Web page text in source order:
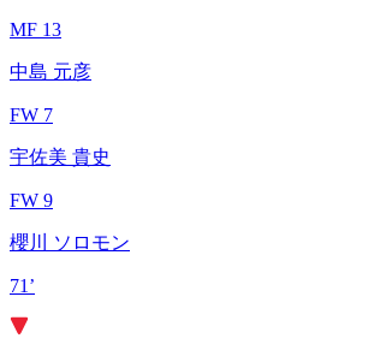
MF 13
中島 元彦
FW 7
宇佐美 貴史
FW 9
櫻川 ソロモン
71’